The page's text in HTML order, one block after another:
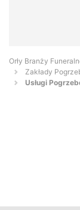
Orły Branży
Zakłady
Usługi